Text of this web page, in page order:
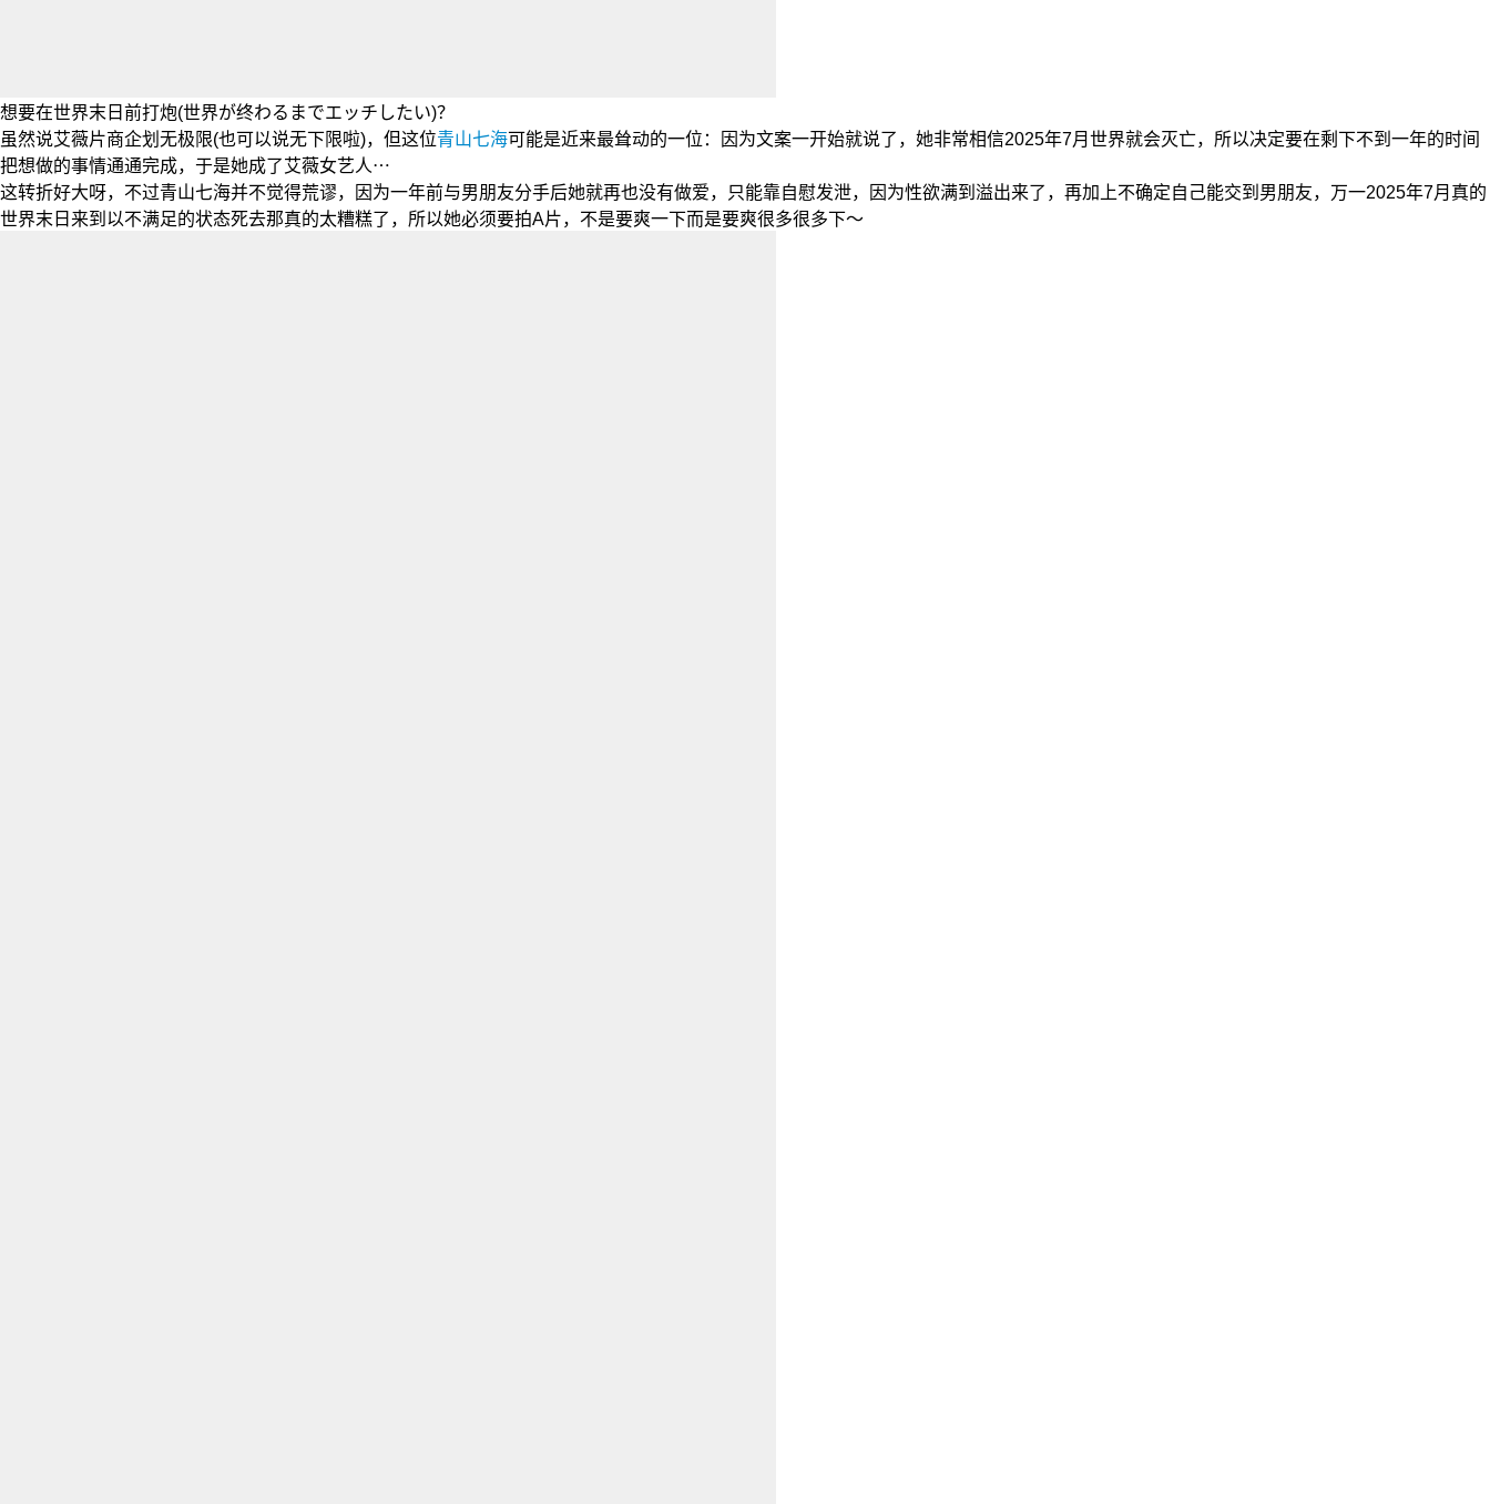
想要在世界末日前打炮(世界が终わるまでエッチしたい)？
虽然说艾薇片商企划无极限(也可以说无下限啦)，但这位青山七海可能是近来最耸动的一位：因为文案一开始就说了，她非常相信2025年7月世界就会灭亡，所以决定要在剩下不到一年的时间
把想做的事情通通完成，于是她成了艾薇女艺人⋯
这转折好大呀，不过青山七海并不觉得荒谬，因为一年前与男朋友分手后她就再也没有做爱，只能靠自慰发泄，因为性欲满到溢出来了，再加上不确定自己能交到男朋友，万一2025年7月真的
世界末日来到以不满足的状态死去那真的太糟糕了，所以她必须要拍A片，不是要爽一下而是要爽很多很多下～